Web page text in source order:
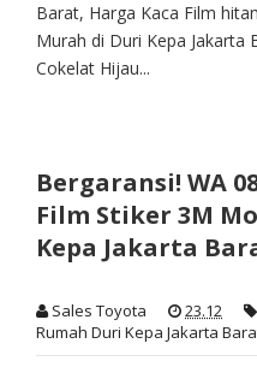
Barat, Harga Kaca Film
Murah di Duri Kepa Jakarta
Cokelat Hijau...
Bergaransi! WA
Film Stiker 3M
Kepa Jakarta
Sales Toyota 23.12
Rumah Duri Kepa Jakarta